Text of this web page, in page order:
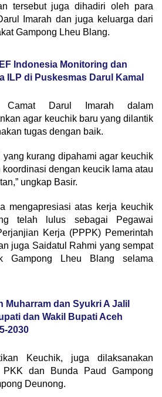
tersebut juga dihadiri oleh para
Imarah dan juga keluarga dari
Gampong Lheu Blang.
Indonesia Monitoring dan
ILP di Puskesmas Darul Kamal
Camat Darul Imarah dalam
agar keuchik baru yang dilantik
tugas dengan baik.
yang kurang dipahami agar keuchik
koordinasi dengan keucik lama atau
ungkap Basir.
mengapresiasi atas kerja keuchik
telah lulus sebagai Pegawai
Kerja (PPPK) Pemerintah
juga Saidatul Rahmi yang sempat
Gampong Lheu Blang selama
Muharram dan Syukri A Jalil
dan Wakil Bupati Aceh
2030
Keuchik, juga dilaksanakan
PKK dan Bunda Paud Gampong
Deunong.